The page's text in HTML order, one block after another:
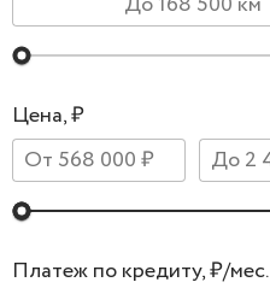
Цена, ₽
Платеж по кредиту, ₽/мес.